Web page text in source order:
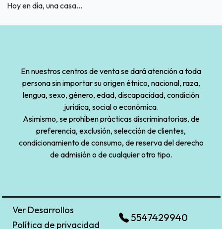
Hoy en día, una casa...
En nuestros centros de venta se dará atención a toda
persona sin importar su origen étnico, nacional, raza,
lengua, sexo, género, edad, discapacidad, condición
jurídica, social o económica.
Asimismo, se prohíben prácticas discriminatorias, de
preferencia, exclusión, selección de clientes,
condicionamiento de consumo, de reserva del derecho
de admisión o de cualquier otro tipo.
Ver Desarrollos
Política de privacidad
5547429940